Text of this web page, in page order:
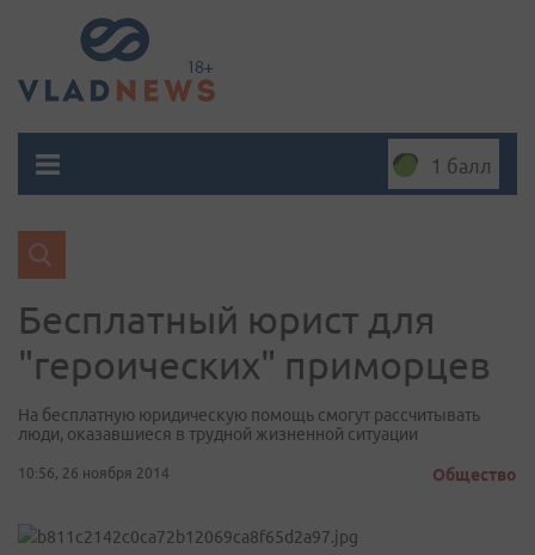
1 балл
Бесплатный юрист для
"героических" приморцев
На бесплатную юридическую помощь смогут рассчитывать
люди, оказавшиеся в трудной жизненной ситуации
10:56, 26 ноября 2014 Общество